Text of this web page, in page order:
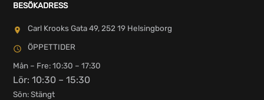
BESÖKADRESS
Carl Krooks Gata 49, 252 19 Helsingborg
ÖPPETTIDER
Mån – Fre: 10:30 – 17:30
Lör: 10:30 – 15:30
Sön: Stängt